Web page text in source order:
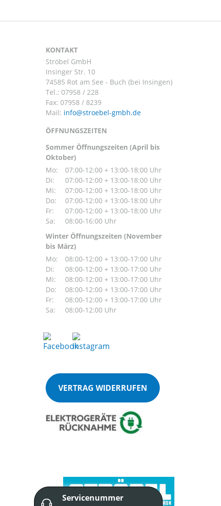
KONTAKT
Ströbel GmbH
Insinger Str. 10
74585 Rot am See - Buch (bei Insingen)
Tel.: 07958 / 228
Fax: 07958 / 8239
Mail:
ÖFFNUNGSZEITEN
Sommer Öffnungszeiten (April bis
Oktober)
Mo:
07:00-12:00 + 13:00-18:00 Uhr
Di:
07:00-12:00 + 13:00-18:00 Uhr
Mi:
07:00-12:00 + 13:00-18:00 Uhr
Do:
07:00-12:00 + 13:00-18:00 Uhr
Fr:
07:00-12:00 + 13:00-18:00 Uhr
Sa:
08:00-16:00 Uhr
Winter Öffnungszeiten (November
bis März)
Mo:
08:00-12:00 + 13:00-17:00 Uhr
Di:
08:00-12:00 + 13:00-17:00 Uhr
Mi:
08:00-12:00 + 13:00-17:00 Uhr
Do:
08:00-12:00 + 13:00-17:00 Uhr
Fr:
08:00-12:00 + 13:00-17:00 Uhr
Sa:
08:00-12:00 Uhr
VERTRAG WIDERRUFEN
Servicenummer